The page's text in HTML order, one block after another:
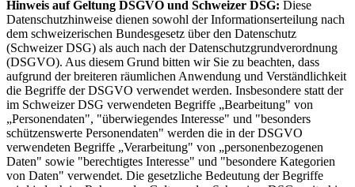
Hinweis auf Geltung DSGVO und Schweizer DSG: Diese
Datenschutzhinweise dienen sowohl der Informationserteilung nach
dem schweizerischen Bundesgesetz über den Datenschutz
(Schweizer DSG) als auch nach der Datenschutzgrundverordnung
(DSGVO). Aus diesem Grund bitten wir Sie zu beachten, dass
aufgrund der breiteren räumlichen Anwendung und Verständlichkeit
die Begriffe der DSGVO verwendet werden. Insbesondere statt der
im Schweizer DSG verwendeten Begriffe „Bearbeitung" von
„Personendaten", "überwiegendes Interesse" und "besonders
schützenswerte Personendaten" werden die in der DSGVO
verwendeten Begriffe „Verarbeitung" von „personenbezogenen
Daten" sowie "berechtigtes Interesse" und "besondere Kategorien
von Daten" verwendet. Die gesetzliche Bedeutung der Begriffe